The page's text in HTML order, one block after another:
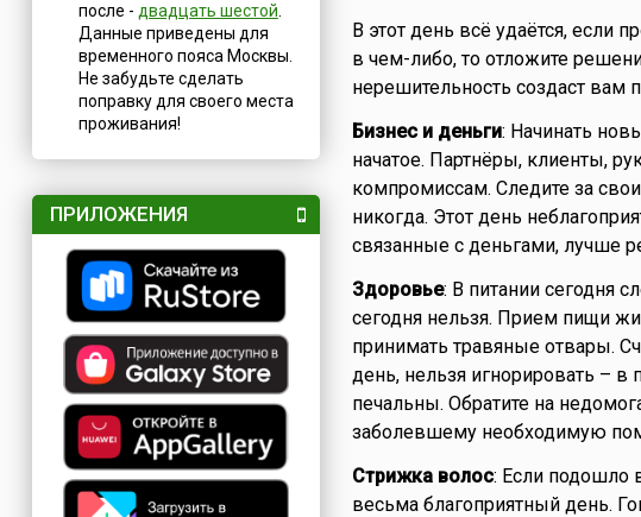
после - двадцать шестой
Данные приведены для
временного пояса Москвы.
Не забудьте сделать
поправку для своего места
проживания!
ПРИЛОЖЕНИЯ
В этот день всё удаётся, если
в чем-либо, то отложите
нерешительность создаст вам
Бизнес и деньги: Начинать
начатое. Партнёры, клиенты,
компромиссам. Следите за
никогда. Этот день
связанные с деньгами, лучше
Здоровье: В питании сегодня
сегодня нельзя. Прием пищи
принимать травяные отвары.
день, нельзя игнорировать – в
печальны. Обратите на
заболевшему необходимую
Стрижка волос: Если подошло
весьма благоприятный день.